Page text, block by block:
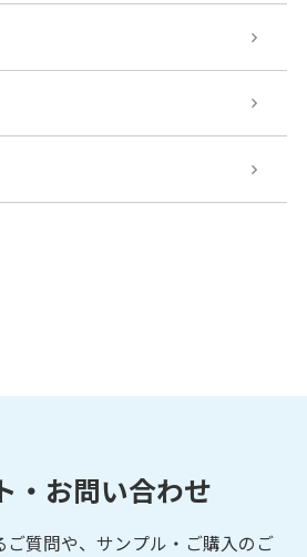
・お問い合わせ
質問や、サンプル・ご購入の ご